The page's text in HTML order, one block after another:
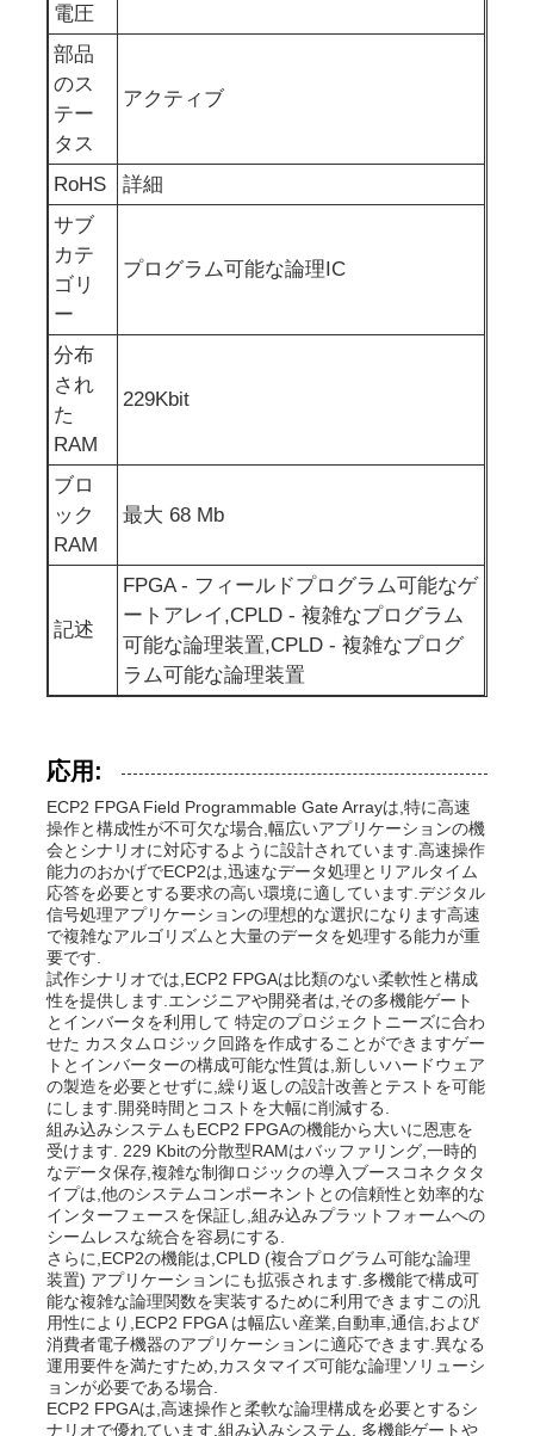
PLC プログラミング
GPS モジュール
ラジオ周波数モジュール
パワーモジュール
半導体継電器
コミュニケーション アンテナ
コネクタ
電源管理チップ
電圧
部品
のス
テー
タス
アクティブ
RoHS
詳細
サブ
カテ
ゴリ
ー
プログラム可能な論理IC
分布
され
た
RAM
229Kbit
ブロ
ック
RAM
最大 68 Mb
記述
FPGA - フィールドプログラム可能なゲ
ートアレイ,CPLD - 複雑なプログラム
可能な論理装置,CPLD - 複雑なプログ
ラム可能な論理装置
応用:
ECP2 FPGA Field Programmable Gate Arrayは,特に高速
操作と構成性が不可欠な場合,幅広いアプリケーションの機
会とシナリオに対応するように設計されています.高速操作
能力のおかげでECP2は,迅速なデータ処理とリアルタイム
応答を必要とする要求の高い環境に適しています.デジタル
信号処理アプリケーションの理想的な選択になります高速
で複雑なアルゴリズムと大量のデータを処理する能力が重
要です.
試作シナリオでは,ECP2 FPGAは比類のない柔軟性と構成
性を提供します.エンジニアや開発者は,その多機能ゲート
とインバータを利用して 特定のプロジェクトニーズに合わ
せた カスタムロジック回路を作成することができますゲー
トとインバーターの構成可能な性質は,新しいハードウェア
の製造を必要とせずに,繰り返しの設計改善とテストを可能
にします.開発時間とコストを大幅に削減する.
組み込みシステムもECP2 FPGAの機能から大いに恩恵を
受けます. 229 Kbitの分散型RAMはバッファリング,一時的
なデータ保存,複雑な制御ロジックの導入ブースコネクタタ
イプは,他のシステムコンポーネントとの信頼性と効率的な
インターフェースを保証し,組み込みプラットフォームへの
シームレスな統合を容易にする.
さらに,ECP2の機能は,CPLD (複合プログラム可能な論理
装置) アプリケーションにも拡張されます.多機能で構成可
能な複雑な論理関数を実装するために利用できますこの汎
用性により,ECP2 FPGA は幅広い産業,自動車,通信,および
消費者電子機器のアプリケーションに適応できます.異なる
運用要件を満たすため,カスタマイズ可能な論理ソリューシ
ョンが必要である場合.
ECP2 FPGAは,高速操作と柔軟な論理構成を必要とするシ
ナリオで優れています.組み込みシステム, 多機能ゲートや